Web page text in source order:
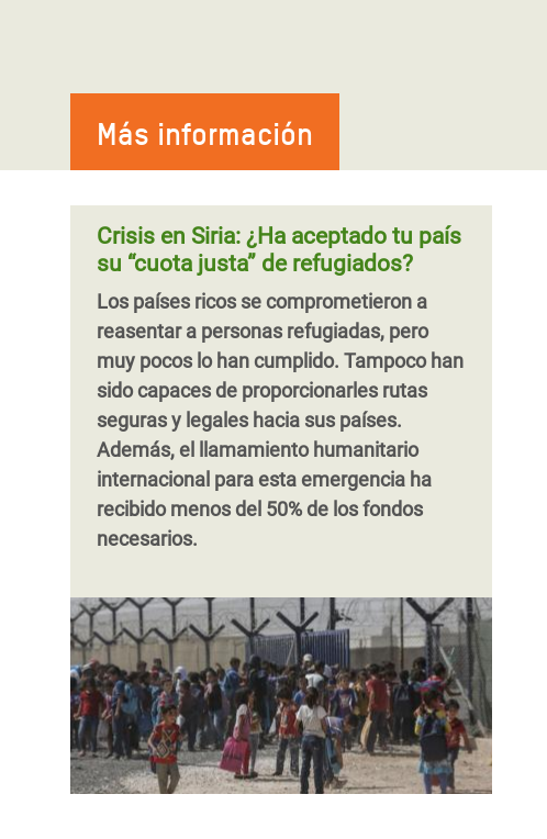
Más información
Crisis en Siria: ¿Ha aceptado tu país
su “cuota justa” de refugiados?
Los países ricos se comprometieron a
reasentar a personas refugiadas, pero
muy pocos lo han cumplido. Tampoco han
sido capaces de proporcionarles rutas
seguras y legales hacia sus países.
Además, el llamamiento humanitario
internacional para esta emergencia ha
recibido menos del 50% de los fondos
necesarios.